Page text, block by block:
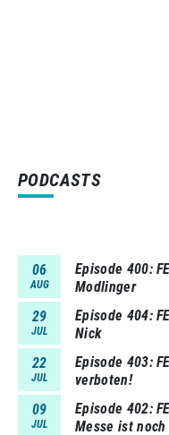
PODCASTS
06
AUG
Episode 400
Modlinger
29
JUL
Episode 404
Nick
22
JUL
Episode 403
verboten!
09
JUL
Episode 402
Messe ist